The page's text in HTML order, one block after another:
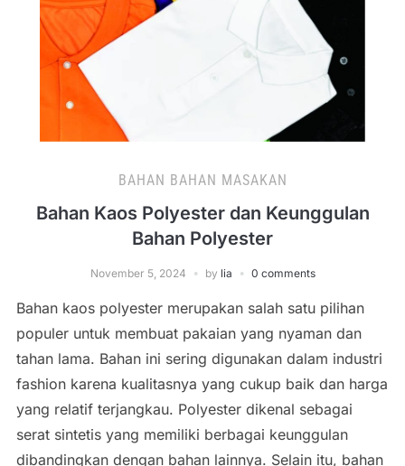
BAHAN BAHAN MASAKAN
Bahan Kaos Polyester dan Keunggulan
Bahan Polyester
November 5, 2024 by lia 0 comments
Bahan kaos polyester merupakan salah satu pilihan
populer untuk membuat pakaian yang nyaman dan
tahan lama. Bahan ini sering digunakan dalam industri
fashion karena kualitasnya yang cukup baik dan harga
yang relatif terjangkau. Polyester dikenal sebagai
serat sintetis yang memiliki berbagai keunggulan
dibandingkan dengan bahan lainnya. Selain itu, bahan